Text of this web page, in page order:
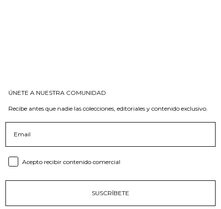
ÚNETE A NUESTRA COMUNIDAD
Recibe antes que nadie las colecciones, editoriales y contenido exclusivo.
Consent email
Acepto recibir contenido comercial
SUSCRÍBETE